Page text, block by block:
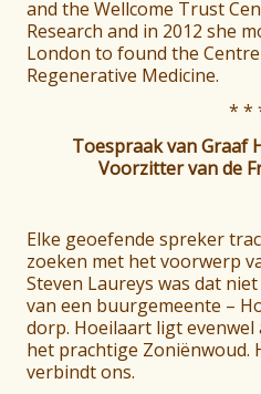
and the Wellcome Trust
Research and in 2012 she
London to found the
Regenerative Medicine.
* *
Toespraak van Graaf
Voorzitter van de
Elke geoefende spreker
zoeken met het voorwerp
Steven Laureys was dat
van een buurgemeente –
dorp. Hoeilaart ligt evenwel
het prachtige Zoniënwoud.
verbindt ons.